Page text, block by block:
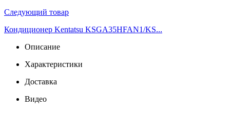
Следующий товар
Кондиционер Kentatsu KSGA35HFAN1/KS...
Описание
Характеристики
Доставка
Видео